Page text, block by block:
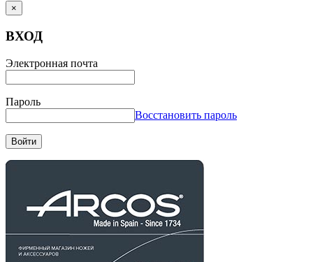
×
ВХОД
Электронная почта
Пароль
Восстановить пароль
Войти